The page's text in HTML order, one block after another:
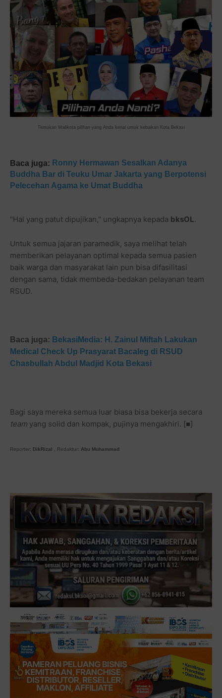
Tentukan Walikota pilihan yang Anda kenal untuk kebaikan Kota Bekasi
Baca juga: Ronny Hermawan Sesalkan Adanya
Buddha Bar di Teuku Umar Jakarta yang Berpotensi
Pelecehan Agama ke Umat Buddha
"Hal yang patut dipujikan," ungkapnya kepada bksOL.
Untuk semua jajaran paramedik, saya melihat telah
memberikan pelayanan optimal kepada semua pasien
baik warga dan masyarakat lain pun bisa difasilitasi
dengan sama, tidak membeda-bedakan pelayanan team
RSUD.
Baca juga: BekasiMedia: H. Zainul Miftah Lakukan
Medical Check Up Prasyarat Bacaleg di RSUD
Chasbullah Abdul Madjid Kota Bekasi
Bagi saya mereka semua luar biasa bisa bekerja secara
team yang solid dan kompak, pujinya mengakhiri. [■]
Reporter: DikRizal , Redaktur: Abu Muhammad